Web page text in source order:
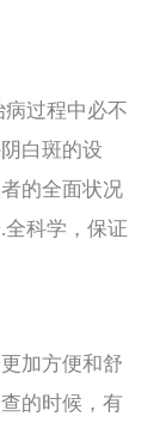
过程中必不
白斑的设
的全面状况
科学，保证
加方便和舒
的时候，有